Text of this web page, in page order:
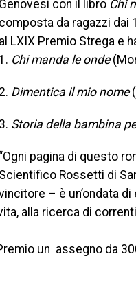
Genovesi con il libro Chi
composta da ragazzi dai
al LXIX Premio Strega e
1. Chi manda le onde
2. Dimentica il mio nome
3. Storia della bambina
“Ogni pagina di questo
Scientifico Rossetti di
– è un’ondata
alla ricerca di
un assegno da